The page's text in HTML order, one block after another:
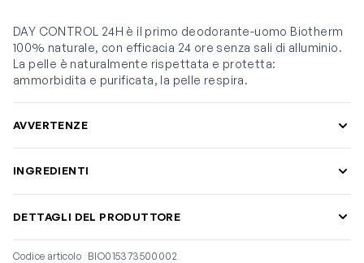
DAY CONTROL 24H è il primo deodorante-uomo Biotherm
100% naturale, con efficacia 24 ore senza sali di alluminio.
La pelle è naturalmente rispettata e protetta:
ammorbidita e purificata, la pelle respira.
AVVERTENZE
INGREDIENTI
DETTAGLI DEL PRODUTTORE
Codice articolo BIO015373500002